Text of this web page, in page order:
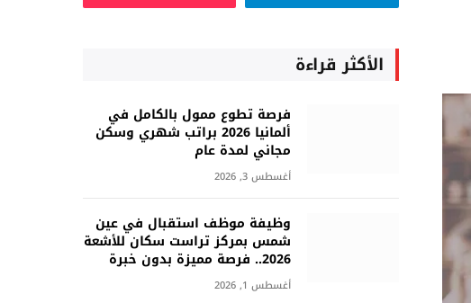
الأكثر قراءة
فرصة تطوع ممول بالكامل في
ألمانيا 2026 براتب شهري وسكن
مجاني لمدة عام
أغسطس 3, 2026
وظيفة موظف استقبال في عين
شمس بمركز تراست سكان للأشعة
2026.. فرصة مميزة بدون خبرة
أغسطس 1, 2026